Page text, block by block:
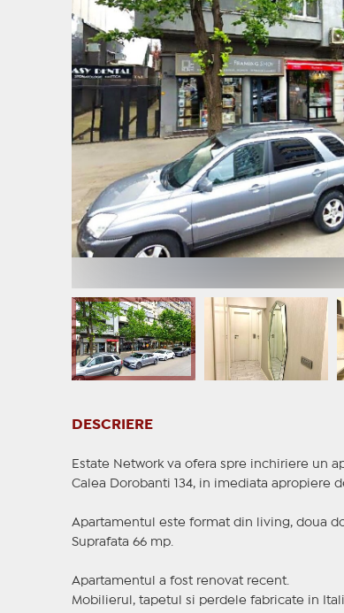
DESCRIERE
Estate Network va ofera spre inchiriere un
Calea Dorobanti 134, in imediata apropiere
Apartamentul este format din living, doua
Suprafata 66 mp.
Apartamentul a fost renovat recent.
Mobilierul, tapetul si perdele fabricate in